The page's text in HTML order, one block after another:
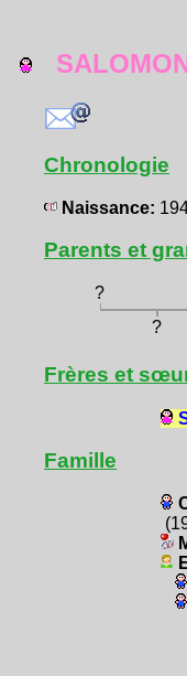
Chronologie
Naissance:
Parents et
?
?
Frères et
Famille